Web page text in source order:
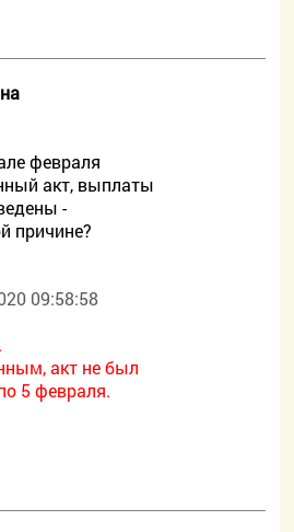
февраля
акт, выплаты
-
причине?
09:58:58
акт не был
5 февраля.